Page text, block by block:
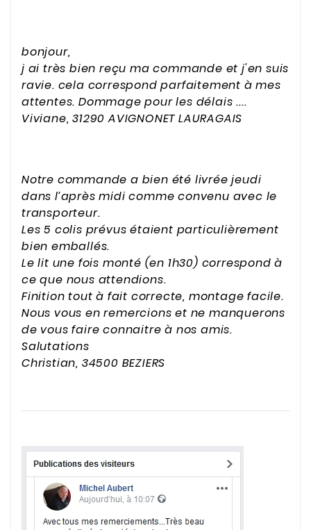
bonjour,
j ai très bien reçu ma commande et j'en suis
ravie. cela correspond parfaitement à mes
attentes. Dommage pour les délais ....
Viviane, 31290 AVIGNONET LAURAGAIS
Notre commande a bien été livrée jeudi
dans l’après midi comme convenu avec le
transporteur.
Les 5 colis prévus étaient particulièrement
bien emballés.
Le lit une fois monté (en 1h30) correspond à
ce que nous attendions.
Finition tout à fait correcte, montage facile.
Nous vous en remercions et ne manquerons
de vous faire connaitre à nos amis.
Salutations
Christian, 34500 BEZIERS